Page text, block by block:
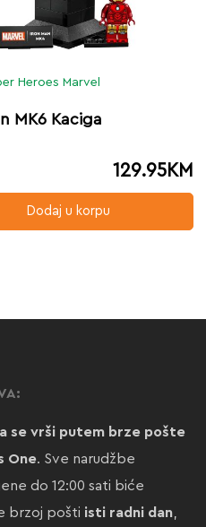
Heroes Marvel
MK6 Kaciga
129.95KM
Dodaj u korpu
se vrši putem brze pošte
One. Sve narudžbe
do 12:00 sati biće
brzoj pošti isti radni dan,